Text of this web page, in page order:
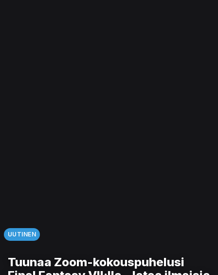
UUTINEN
Tuunaa Zoom-kokouspuhelusi